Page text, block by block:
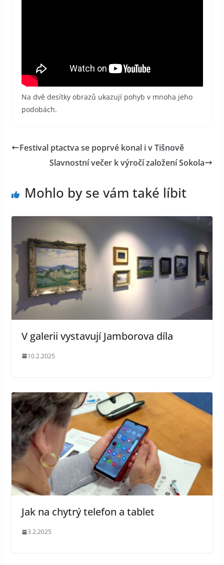
Na dvě desítky obrazů ukazují pohyb v mnoha jeho
podobách.
Festival ptactva se poprvé konal i v Tišnově
Slavnostní večer k výročí založení Sokola
Mohlo by se vám také líbit
V galerii vystavují Jamborova díla
10.2.2025
Jak na chytrý telefon a tablet
3.2.2025